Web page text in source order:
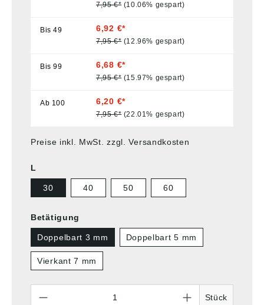
7,95 €* (10.06% gespart)
Bis49 6,92 €*
7,95 €* (12.96% gespart)
Bis99 6,68 €*
7,95 €* (15.97% gespart)
Ab 100 6,20 €*
7,95 €* (22.01% gespart)
Preise inkl. MwSt. zzgl. Versandkosten
L
30 40 50 60
Betätigung
Doppelbart 3 mm Doppelbart 5 mm
Vierkant 7 mm
Stück